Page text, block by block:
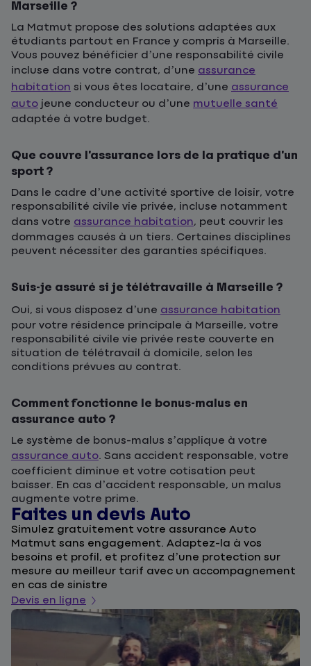
Marseille ?
La Matmut propose des solutions adaptées aux
étudiants partout en France y compris à Marseille.
Vous pouvez bénéficier d’une responsabilité civile
incluse dans votre contrat, d’une assurance
habitation si vous êtes locataire, d’une assurance
auto jeune conducteur ou d’une mutuelle santé
adaptée à votre budget.
Que couvre l’assurance lors de la pratique d’un
sport ?
Dans le cadre d’une activité sportive de loisir, votre
responsabilité civile vie privée, incluse notamment
dans votre assurance habitation, peut couvrir les
dommages causés à un tiers. Certaines disciplines
peuvent nécessiter des garanties spécifiques.
Suis-je assuré si je télétravaille à Marseille ?
Oui, si vous disposez d’une assurance habitation
pour votre résidence principale à Marseille, votre
responsabilité civile vie privée reste couverte en
situation de télétravail à domicile, selon les
conditions prévues au contrat.
Comment fonctionne le bonus-malus en
assurance auto ?
Le système de bonus-malus s’applique à votre
assurance auto. Sans accident responsable, votre
coefficient diminue et votre cotisation peut
baisser. En cas d’accident responsable, un malus
augmente votre prime.
Faites un devis Auto
Simulez gratuitement votre assurance Auto
Matmut sans engagement. Adaptez-la à vos
besoins et profil, et profitez d’une protection sur
mesure au meilleur tarif avec un accompagnement
en cas de sinistre
Devis en ligne